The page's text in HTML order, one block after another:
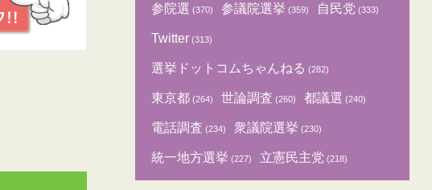
参院選 (370) 参議院選挙 (359) 自民党 (333)
Twitter (313)
選挙ドットコムちゃんねる (282)
東京都 (264) 世論調査 (260) 都議選 (240)
電話調査 (234) 衆議院選挙 (230)
統一地方選挙 (227) 立憲民主党 (218)